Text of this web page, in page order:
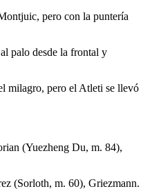
pero con la puntería
palo desde la frontal y
milagro, pero el Atleti se llevó
(Yuezheng Du, m. 84),
(Sorloth, m. 60), Griezmann.